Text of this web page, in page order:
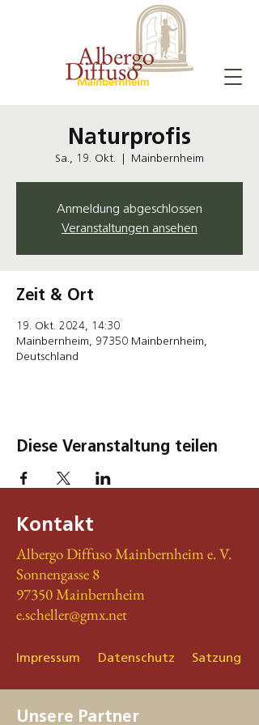
Naturprofis
Sa., 19. Okt.
  |
Mainbernheim
Anmeldung abgeschlossen
Veranstaltungen ansehen
Zeit & Ort
19. Okt. 2024, 14:30
Mainbernheim, 97350 Mainbernheim,
Deutschland
Diese Veranstaltung teilen
Kontakt
Albergo Diffuso Mainbernheim e. V.
Sonnengasse 8
97350 Mainbernheim
e.scheller@gmx.net
Impressum Datenschutz Satzung
Unsere Partner